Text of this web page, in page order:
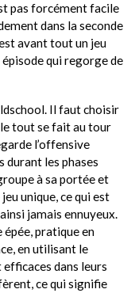
pas forcément facile
dans la seconde
avant tout un jeu
qui regorge de
Il faut choisir
tout se fait au tour
l’offensive
durant les phases
à sa portée et
unique, ce qui est
jamais ennuyeux.
épée, pratique en
en utilisant le
dans leurs
ce qui signifie